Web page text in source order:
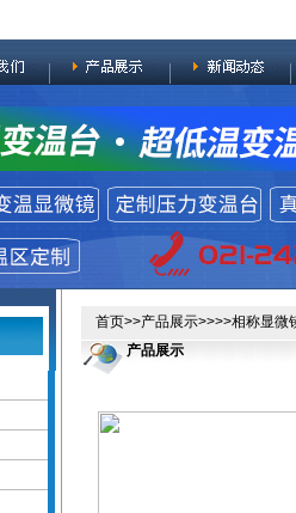
首页>>产品展示>>>>相称显微
产品展示